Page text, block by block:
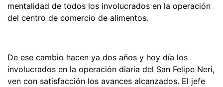
mentalidad de todos los involucrados en la operación
del centro de comercio de alimentos.
De ese cambio hacen ya dos años y hoy día los
involucrados en la operación diaria del San Felipe Neri,
ven con satisfacción los avances alcanzados. El jefe